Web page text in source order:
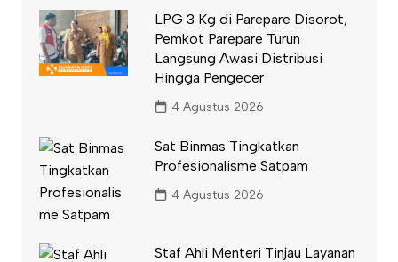
LPG 3 Kg di Parepare Disorot,
Pemkot Parepare Turun
Langsung Awasi Distribusi
Hingga Pengecer
4 Agustus 2026
Sat Binmas Tingkatkan
Profesionalisme Satpam
4 Agustus 2026
Staf Ahli Menteri Tinjau Layanan